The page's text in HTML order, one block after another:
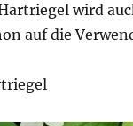
wird
auf die